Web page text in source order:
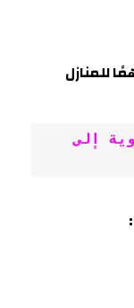
للمنازل
لماذا تحتاج الخزانات العلوية إلى